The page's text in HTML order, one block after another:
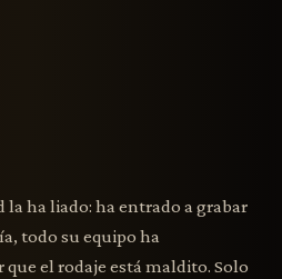
ha liado: ha entrado a grabar
todo su equipo ha
que el rodaje está maldito. Solo